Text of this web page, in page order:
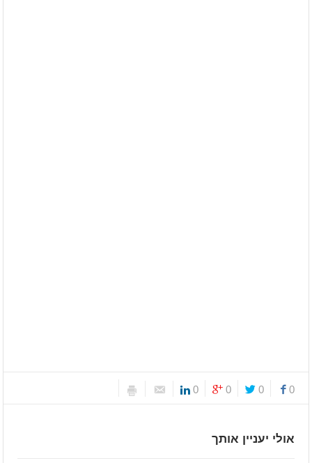
0
0
0
0
אולי יעניין אותך